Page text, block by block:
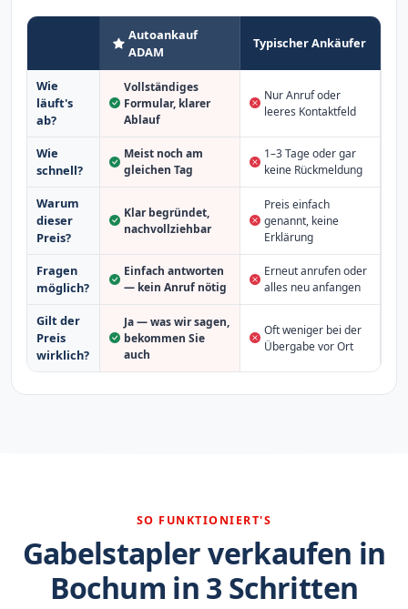
Autoankauf
ADAM
Typischer Ankäufer
Wie
läuft's
ab?
Vollständiges
Formular, klarer
Ablauf
Nur Anruf oder
leeres Kontaktfeld
Wie
schnell?
Meist noch am
gleichen Tag
1–3 Tage oder gar
keine Rückmeldung
Warum
dieser
Preis?
Klar begründet,
nachvollziehbar
Preis einfach
genannt, keine
Erklärung
Fragen
möglich?
Einfach antworten
— kein Anruf nötig
Erneut anrufen oder
alles neu anfangen
Gilt der
Preis
wirklich?
Ja — was wir sagen,
bekommen Sie
auch
Oft weniger bei der
Übergabe vor Ort
SO FUNKTIONIERT'S
Gabelstapler verkaufen in
Bochum in 3 Schritten